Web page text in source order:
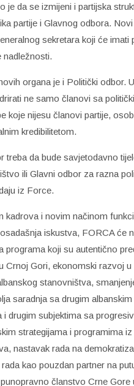
je da se izmijeni i partijska
partije i Glavnog odbora.
sekretara koji će imati
nadležnosti.
organa je i Politički odbor.
ne samo članovi sa
koje nijesu članovi partije,
kredibilitetom.
treba da bude savjetodavno
ili Glavni odbor za razna
iz Force.
kadrova i novim načinom
iskustva, FORCA će
programa koji su autentično
Crnoj Gori, ekonomski razvoj
stanovništva,
saradnja sa drugim
i drugim subjektima sa
strategijama i programima iz
nastavak rada na
kao pouzdan partner na
članstvo Crne Gore